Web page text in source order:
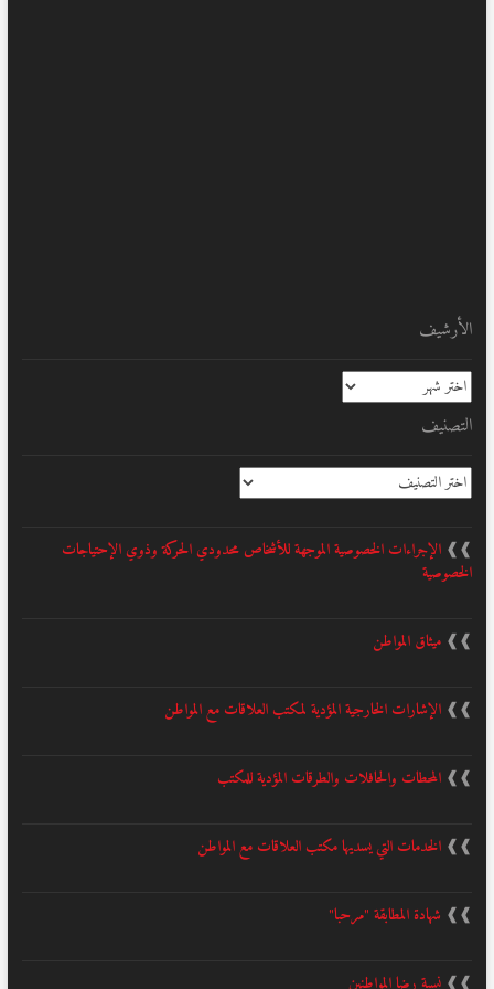
الأرشيف
الأرشيف
التصنيف
التصنيف
❱❱ الإجراءات الخصوصية الموجهة للأشخاص محدودي الحركة وذوي الإحتياجات
الخصوصية
❱❱ ميثاق المواطن
❱❱ الإشارات الخارجية المؤدية لمكتب العلاقات مع المواطن
❱❱ المحطات والحافلات والطرقات المؤدية للمكتب
❱❱ الخدمات التي يسديها مكتب العلاقات مع المواطن
❱❱ شهادة المطابقة "مرحبا"